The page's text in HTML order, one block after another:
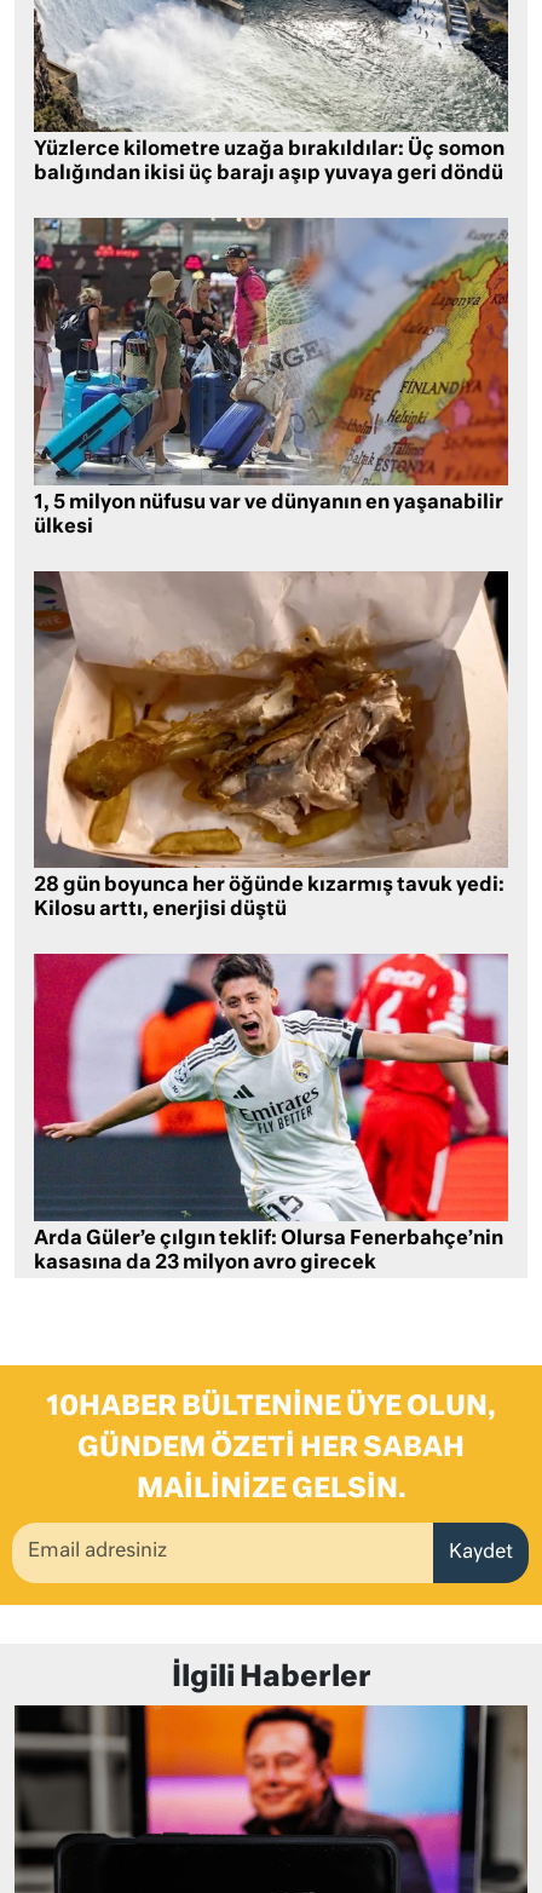
Yüzlerce kilometre uzağa bırakıldılar: Üç somon
balığından ikisi üç barajı aşıp yuvaya geri döndü
1, 5 milyon nüfusu var ve dünyanın en yaşanabilir
ülkesi
28 gün boyunca her öğünde kızarmış tavuk yedi:
Kilosu arttı, enerjisi düştü
Arda Güler’e çılgın teklif: Olursa Fenerbahçe’nin
kasasına da 23 milyon avro girecek
10HABER BÜLTENINE ÜYE OLUN,
GÜNDEM ÖZETI HER SABAH
MAILINIZE GELSIN.
Kaydet
İlgili Haberler